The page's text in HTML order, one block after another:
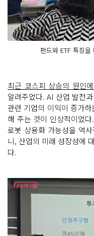
펀드와 ETF 특징
최근 코스피 상승의 원인
알려주었다. AI 산업 발전
관련 기업의 이익이 증가
해 주는 것이 인상적이었
로봇 상용화 가능성을 역
니, 산업의 미래 성장성에
다.